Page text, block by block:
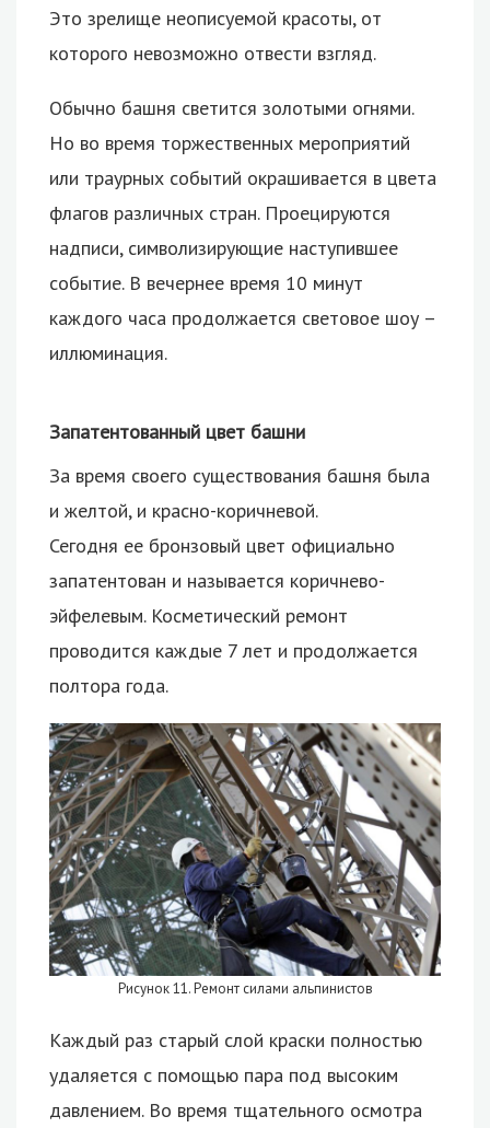
Это зрелище неописуемой красоты, от
которого невозможно отвести взгляд.
Обычно башня светится золотыми огнями.
Но во время торжественных мероприятий
или траурных событий окрашивается в цвета
флагов различных стран. Проецируются
надписи, символизирующие наступившее
событие. В вечернее время 10 минут
каждого часа продолжается световое шоу –
иллюминация.
Запатентованный цвет башни
За время своего существования башня была
и желтой, и красно-коричневой.
Сегодня ее бронзовый цвет официально
запатентован и называется коричнево-
эйфелевым. Косметический ремонт
проводится каждые 7 лет и продолжается
полтора года.
Рисунок 11. Ремонт силами альпинистов
Каждый раз старый слой краски полностью
удаляется с помощью пара под высоким
давлением. Во время тщательного осмотра